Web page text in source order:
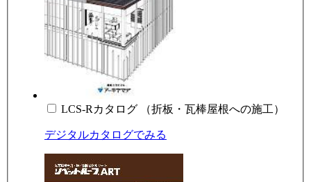
LCS-Rカタログ （折板・瓦棒屋根への施工）
デジタルカタログでみる